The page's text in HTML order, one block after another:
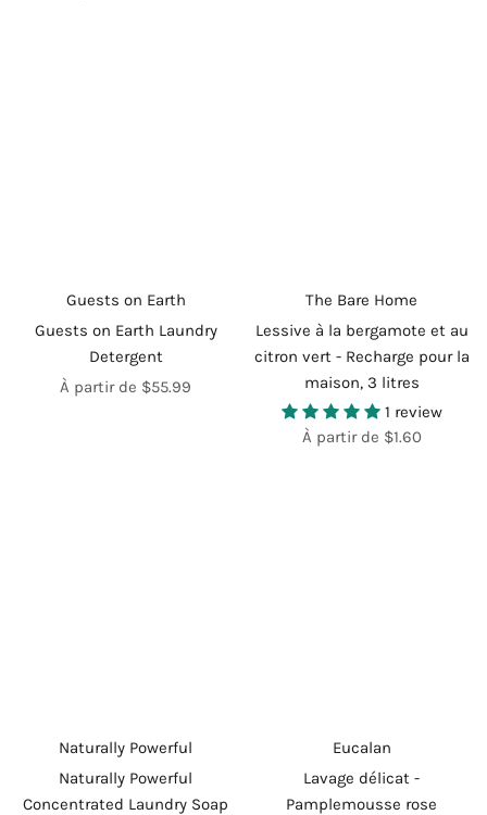
Guests on Earth
Guests on Earth Laundry
Detergent
À partir de $55.99
The Bare Home
Lessive à la bergamote et au
citron vert - Recharge pour la
maison, 3 litres
1 review
À partir de $1.60
Naturally Powerful
Naturally Powerful
Concentrated Laundry Soap
Eucalan
Lavage délicat -
Pamplemousse rose